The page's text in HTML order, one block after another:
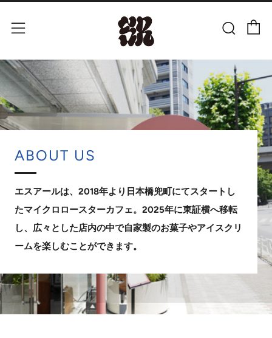
Menu
ABOUT US
エスアールは、2018年より日本橋兜町にてスタートし
たマイクロロースターカフェ。2025年に東証横へ移転
し、広々とした店内の中で自家製のお菓子やアイスクリ
ームを楽しむことができます。